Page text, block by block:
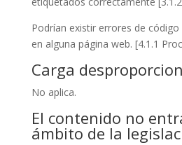
Podrían existir errores de
en alguna página web. [4.1.1
Carga
No aplica.
El contenido no
ámbito de la